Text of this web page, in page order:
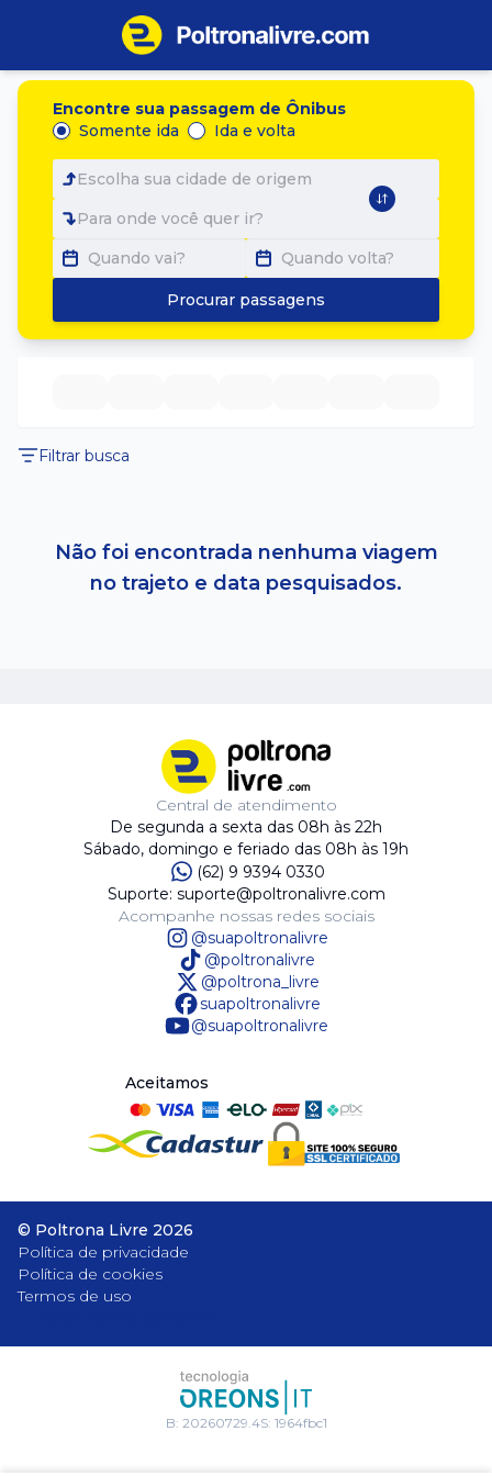
Encontre sua passagem de Ônibus
Somente ida
Ida e volta
Escolha sua cidade de origem
Para onde você quer ir?
Quando vai?
Quando volta?
Procurar passagens
Filtrar busca
Não foi encontrada nenhuma viagem
no trajeto e data pesquisados.
Central de atendimento
De segunda a sexta das 08h às 22h
Sábado, domingo e feriado das 08h às 19h
(62) 9 9394 0330
Suporte: suporte@poltronalivre.com
Acompanhe nossas redes sociais
@suapoltronalivre
@poltronalivre
@poltrona_livre
suapoltronalivre
@suapoltronalivre
Aceitamos
© Poltrona Livre 2026
Política de privacidade
Política de cookies
Termos de uso
B: 20260729.4S: 1964fbc1